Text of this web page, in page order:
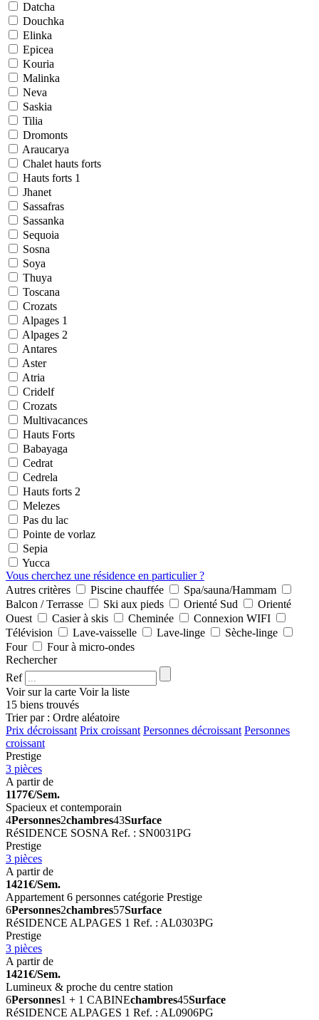
Datcha
Douchka
Elinka
Epicea
Kouria
Malinka
Neva
Saskia
Tilia
Dromonts
Araucarya
Chalet hauts forts
Hauts forts 1
Jhanet
Sassafras
Sassanka
Sequoia
Sosna
Soya
Thuya
Toscana
Crozats
Alpages 1
Alpages 2
Antares
Aster
Atria
Cridelf
Crozats
Multivacances
Hauts Forts
Babayaga
Cedrat
Cedrela
Hauts forts 2
Melezes
Pas du lac
Pointe de vorlaz
Sepia
Yucca
Vous cherchez une résidence en particulier ?
Autres critères
Piscine chauffée
Spa/sauna/Hammam
Balcon / Terrasse
Ski aux pieds Orienté Sud
Orienté
Ouest
Casier à skis Cheminée
Connexion WIFI
Télévision
Lave-vaisselle Lave-linge
Sèche-linge
Four
Four à micro-ondes
Rechercher
Ref
Voir sur la carte Voir la liste
15 biens trouvés
Trier par : Ordre aléatoire
Prix décroissant Prix croissant Personnes décroissant Personnes
croissant
Prestige
3 pièces
A partir de
1177€/Sem.
Spacieux et contemporain
4Personnes2chambres43Surface
RéSIDENCE SOSNA Ref. : SN0031PG
Prestige
3 pièces
A partir de
1421€/Sem.
Appartement 6 personnes catégorie Prestige
6Personnes2chambres57Surface
RéSIDENCE ALPAGES 1 Ref. : AL0303PG
Prestige
3 pièces
A partir de
1421€/Sem.
Lumineux & proche du centre station
6Personnes1 + 1 CABINEchambres45Surface
RéSIDENCE ALPAGES 1 Ref. : AL0906PG